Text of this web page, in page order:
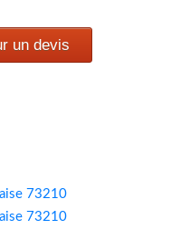
un devis
73210
73210